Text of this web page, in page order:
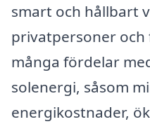
smart och hållbart
privatpersoner
många fördelar
solenergi, såsom
energikostnader,